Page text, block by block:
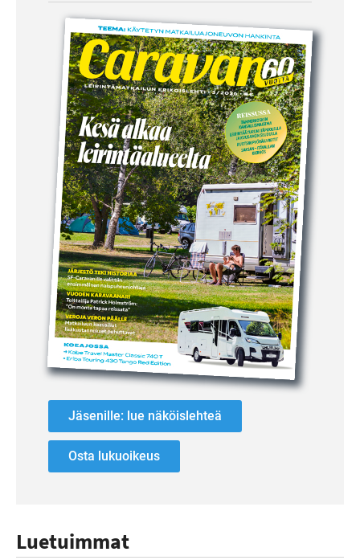
Jäsenille: lue näköislehteä
Osta lukuoikeus
Luetuimmat